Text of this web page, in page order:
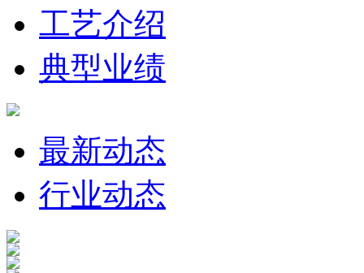
工艺介绍
典型业绩
最新动态
行业动态